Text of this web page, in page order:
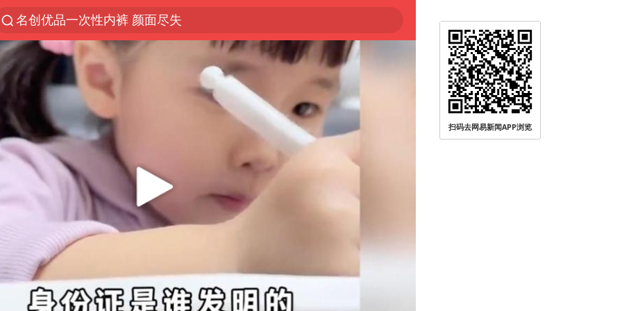
名创优品一次性内裤 颜面尽失
“China Cool”火了，老外爱上中国避暑游
台风白海豚闭眼浙江上海处于危险半圆
香港宏福苑火灾或由烟头引起
四川宜宾市珙县发生3.4级地震
中国父女泰国骑摩托车坠崖1死1伤
网约车司机充电时猝死保险拒赔
周末打虎 宋致远被查
白海豚将正面袭击贯穿浙江
浙江台州《告全体市民书》
多所高校取消艺考
扫码去网易新闻APP浏览